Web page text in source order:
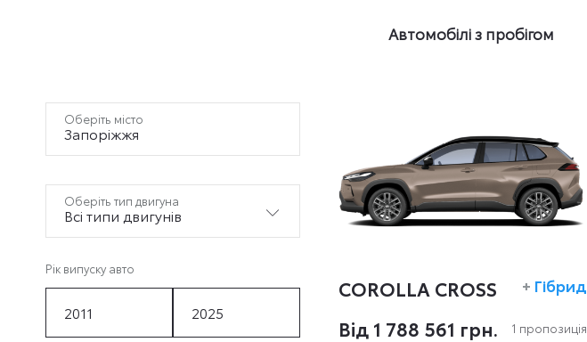
Автомобілі з пробігом
Оберіть місто
Запоріжжя
Оберіть тип двигуна
Bсі типи двигунів
Рік випуску авто
COROLLA CROSS + Гібрид
Вiд 1 788 561 грн. 1 пропозиція